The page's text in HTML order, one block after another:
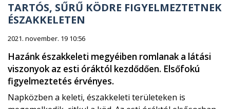
TARTÓS, SŰRŰ KÖDRE FIGYELMEZTETNEK
ÉSZAKKELETEN
2021. november. 19 10:56
Hazánk északkeleti megyéiben romlanak a látási
viszonyok az esti óráktól kezdődően. Elsőfokú
figyelmeztetés érvényes.
Napközben a keleti, északkeleti területeken is